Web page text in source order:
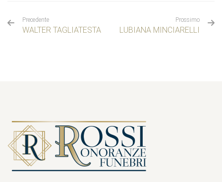
Precedente
WALTER TAGLIATESTA
Prossimo
LUBIANA MINCIARELLI